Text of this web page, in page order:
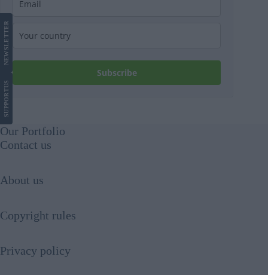
Subscribe
SUPPORT
US
NEWS
LETTER
Our Portfolio
Contact us
About us
Copyright rules
Privacy policy